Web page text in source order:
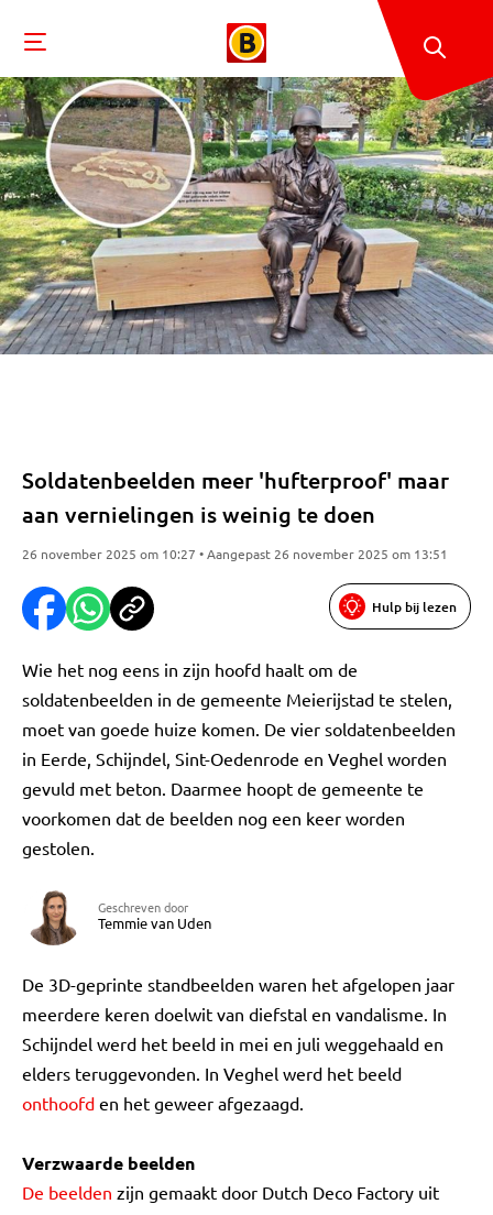
Soldatenbeelden meer 'hufterproof' maar
aan vernielingen is weinig te doen
26 november 2025 om 10:27 • Aangepast 26 november 2025 om 13:51
Hulp bij lezen
Wie het nog eens in zijn hoofd haalt om de
soldatenbeelden in de gemeente Meierijstad te stelen,
moet van goede huize komen. De vier soldatenbeelden
in Eerde, Schijndel, Sint-Oedenrode en Veghel worden
gevuld met beton. Daarmee hoopt de gemeente te
voorkomen dat de beelden nog een keer worden
gestolen.
Geschreven door
Temmie van Uden
De 3D-geprinte standbeelden waren het afgelopen jaar
meerdere keren doelwit van diefstal en vandalisme. In
Schijndel werd het beeld in mei en juli weggehaald en
elders teruggevonden. In Veghel werd het beeld
onthoofd en het geweer afgezaagd.
Verzwaarde beelden
De beelden zijn gemaakt door Dutch Deco Factory uit